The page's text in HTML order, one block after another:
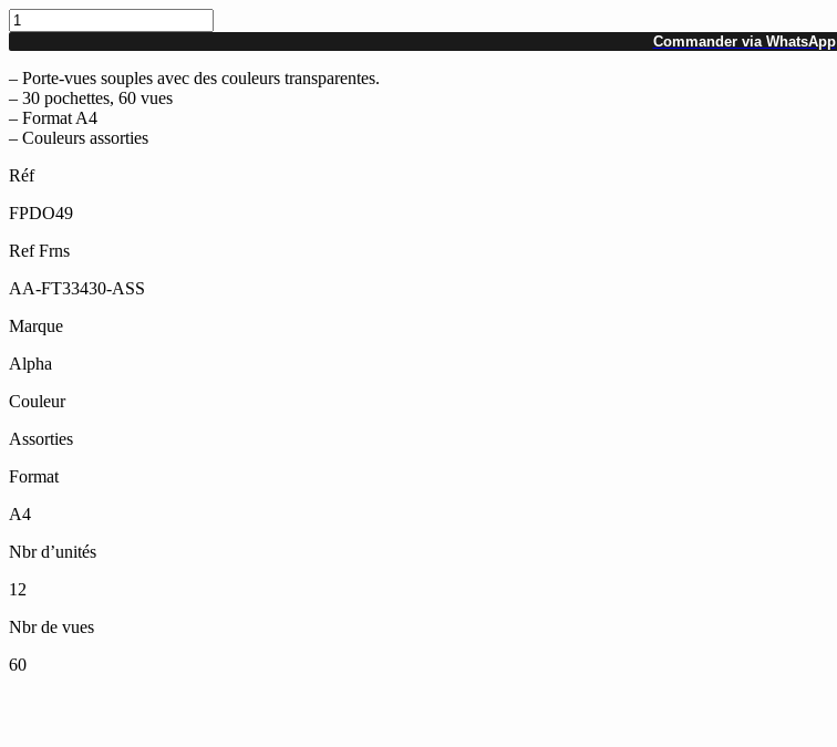
quantité
de
Lot
de
12
Porte-
Vues
Alpha
30
A4
assorties
Commander via WhatsApp
– Porte-vues souples avec des couleurs transparentes.
– 30 pochettes, 60 vues
– Format A4
– Couleurs assorties
Réf
FPDO49
Ref Frns
AA-FT33430-ASS
Marque
Alpha
Couleur
Assorties
Format
A4
Nbr d’unités
12
Nbr de vues
60